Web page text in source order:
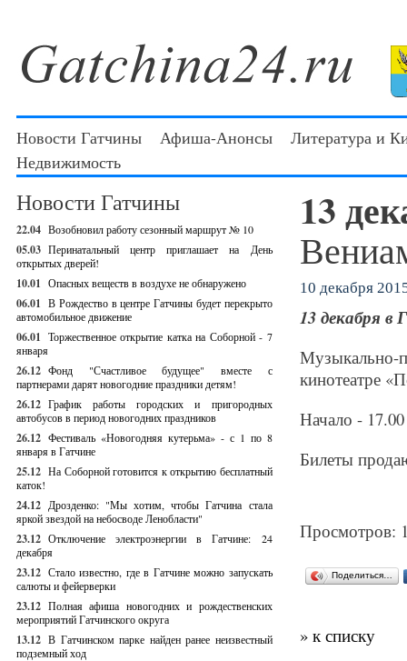
Новости Гатчины Афиша-Анонсы
Литература и
Недвижимость
Новости Гатчины
22.04 Возобновил работу сезонный маршрут № 10
05.03 Перинатальный центр приглашает на День
открытых дверей!
10.01 Опасных веществ в воздухе не обнаружено
06.01 В Рождество в центре Гатчины будет перекрыто
автомобильное движение
06.01 Торжественное открытие катка на Соборной - 7
января
26.12 Фонд "Счастливое будущее" вместе с
партнерами дарят новогодние праздники детям!
26.12 График работы городских и пригородных
автобусов в период новогодних праздников
26.12 Фестиваль «Новогодняя кутерьма» - с 1 по 8
января в Гатчине
25.12 На Соборной готовится к открытию бесплатный
каток!
24.12 Дрозденко: "Мы хотим, чтобы Гатчина стала
яркой звездой на небосводе Ленобласти"
23.12 Отключение электроэнергии в Гатчине: 24
декабря
23.12 Стало известно, где в Гатчине можно запускать
салюты и фейерверки
23.12 Полная афиша новогодних и рождественских
мероприятий Гатчинского округа
13.12 В Гатчинском парке найден ранее неизвестный
подземный ход
13
10 декабря
13 декабря
Музыкально-
кинотеатре
Начало - 17.00
Билеты
Просмотров:
Поделиться…
» к списку